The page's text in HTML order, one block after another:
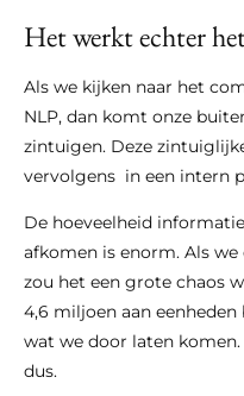
Het werkt echter
Als we kijken naar het
NLP, dan komt onze
zintuigen. Deze
vervolgens in een intern
De hoeveelheid
afkomen is enorm. Als
zou het een grote chaos
4,6 miljoen aan
wat we door laten
dus.